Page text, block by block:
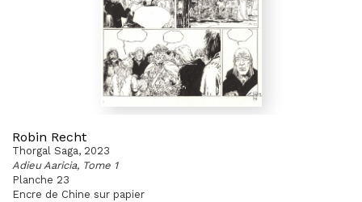
Robin Recht
Thorgal Saga, 2023
Adieu Aaricia, Tome 1
Planche 23
Encre de Chine sur papier